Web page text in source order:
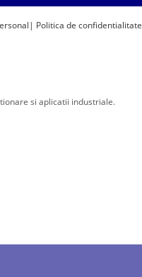
| Politica de confidentialitate
si aplicatii industriale.